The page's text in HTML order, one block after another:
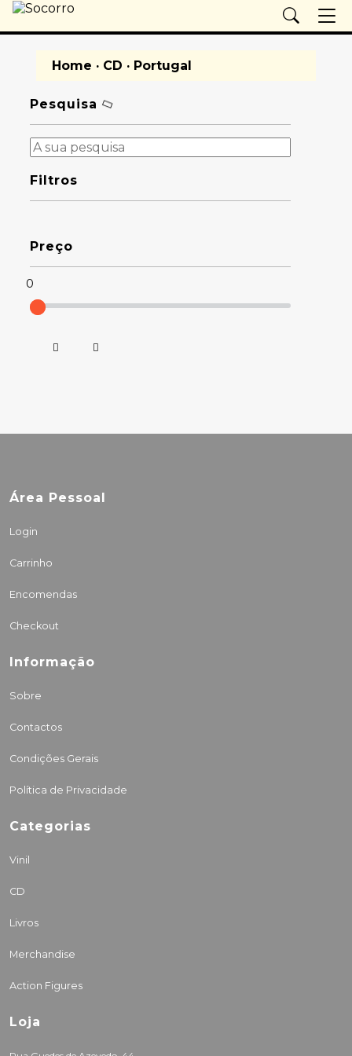
Home · CD · Portugal
Pesquisa
Filtros
Preço
0
Área Pessoal
Login
Carrinho
Encomendas
Checkout
Informação
Sobre
Contactos
Condições Gerais
Política de Privacidade
Categorias
Vinil
CD
Livros
Merchandise
Action Figures
Loja